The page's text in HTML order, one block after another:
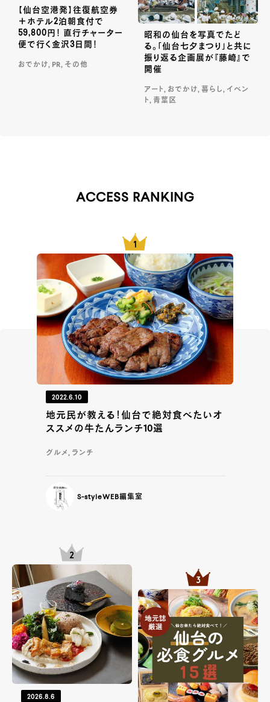
【仙台空港発】往復航空券
＋ホテル2泊朝食付で
59,800円！ 直行チャーター
便で行く金沢3日間！
おでかけ, PR, その他
昭和の仙台を写真でたど
る。「仙台七夕まつり」と共に
振り返る企画展が『藤崎』で
開催
アート, おでかけ, 暮らし, イベン
ト, 青葉区
ACCESS RANKING
2022.6.10
地元民が教える！仙台で絶対食べたいオ
ススメの牛たんランチ10選
グルメ, ランチ
S-styleWEB編集室
2026.8.6